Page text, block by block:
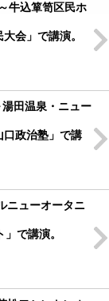
牛込箪笥区民ホ
会」で講演。
田温泉・ニュー
政治塾」で講
ニューオータニ
で講演。